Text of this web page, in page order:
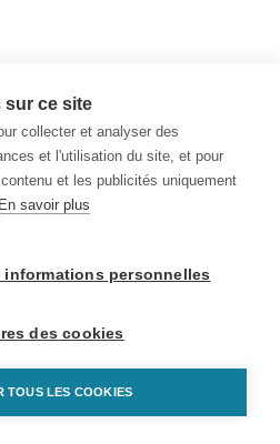
sur ce site
collecter et analyser des
et l'utilisation du site, et pour
et les publicités uniquement
En savoir plus
informations personnelles
des cookies
TOUS LES COOKIES